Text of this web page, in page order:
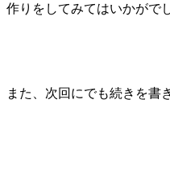
作りをしてみてはいかがで
また、次回にでも続きを書